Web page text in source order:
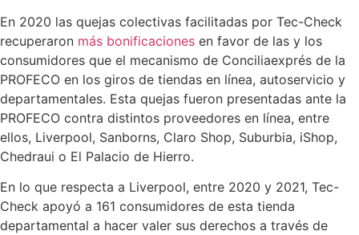
En 2020 las quejas colectivas facilitadas por Tec-Check
recuperaron más bonificaciones en favor de las y los
consumidores que el mecanismo de Conciliaexprés de la
PROFECO en los giros de tiendas en línea, autoservicio y
departamentales. Esta quejas fueron presentadas ante la
PROFECO contra distintos proveedores en línea, entre
ellos, Liverpool, Sanborns, Claro Shop, Suburbia, iShop,
Chedraui o El Palacio de Hierro.
En lo que respecta a Liverpool, entre 2020 y 2021, Tec-
Check apoyó a 161 consumidores de esta tienda
departamental a hacer valer sus derechos a través de